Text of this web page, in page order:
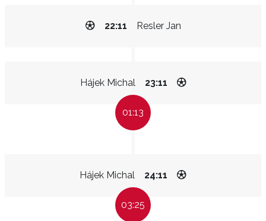
Resler Jan
22:11
Hájek Michal 23:11
01:13
Hájek Michal 24:11
03:25